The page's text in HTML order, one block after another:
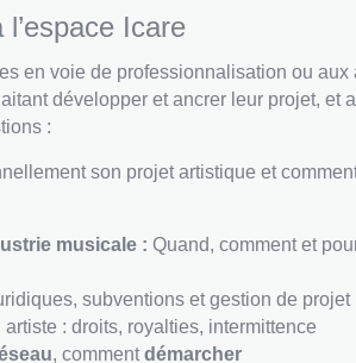
l’espace Icare
en voie de professionnalisation ou aux
développer et ancrer leur projet, et
:
son projet artistique et
musicale : Quand, comment et
subventions et gestion de projet
artiste : droits, royalties, intermittence
, commentdémarcher